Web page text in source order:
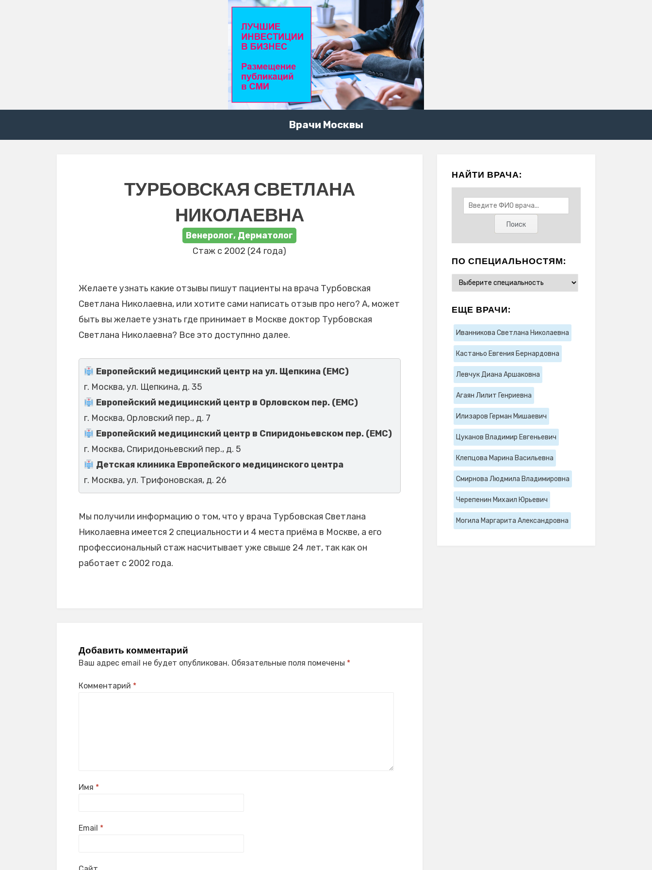
Врачи Москвы
ТУРБОВСКАЯ СВЕТЛАНА
НИКОЛАЕВНА
Венеролог, Дерматолог
Стаж с 2002 (24 года)
Желаете узнать какие отзывы пишут пациенты на врача Турбовская
Светлана Николаевна, или хотите сами написать отзыв про него? А, может
быть вы желаете узнать где принимает в Москве доктор Турбовская
Светлана Николаевна? Все это доступнно далее.
Европейский медицинский центр на ул. Щепкина (ЕМС)
г. Москва, ул. Щепкина, д. 35
Европейский медицинский центр в Орловском пер. (ЕМС)
г. Москва, Орловский пер., д. 7
Европейский медицинский центр в Спиридоньевском пер. (ЕМС)
г. Москва, Спиридоньевский пер., д. 5
Детская клиника Европейского медицинского центра
г. Москва, ул. Трифоновская, д. 26
Мы получили информацию о том, что у врача Турбовская Светлана
Николаевна имеется 2 специальности и 4 места приёма в Москве, а его
профессиональный стаж насчитывает уже свыше 24 лет, так как он
работает с 2002 года.
Добавить комментарий
Ваш адрес email не будет опубликован. Обязательные поля помечены *
Комментарий *
Имя *
Email *
НАЙТИ ВРАЧА:
ПО СПЕЦИАЛЬНОСТЯМ:
ЕЩЕ ВРАЧИ:
Иванникова Светлана Николаевна
Кастаньо Евгения Бернардовна
Левчук Диана Аршаковна
Агаян Лилит Генриевна
Илизаров Герман Мишаевич
Цуканов Владимир Евгеньевич
Клепцова Марина Васильевна
Смирнова Людмила Владимировна
Черепенин Михаил Юрьевич
Могила Маргарита Александровна